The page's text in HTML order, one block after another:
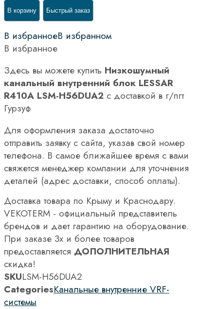
В корзину Быстрый заказ
В избранноеВ избранном
В избранное
Здесь вы можете купить Низкошумный
канальный внутренний блок LESSAR
R410A LSM-H56DUA2 с доставкой в г/пгт
Гурзуф
Для оформления заказа достаточно
отправить заявку с сайта, указав свой номер
телефона. В самое ближайшее время с вами
свяжется менеджер компании для уточнения
деталей (адрес доставки, способ оплаты).
Доставка товара по Крыму и Краснодару.
VEKOTERM - официальный представитель
брендов и дает гарантию на оборудование.
При заказе 3х и более товаров
предоставляется ДОПОЛНИТЕЛЬНАЯ
скидка!
SKULSM-H56DUA2
CategoriesКанальные внутренние VRF-
системы